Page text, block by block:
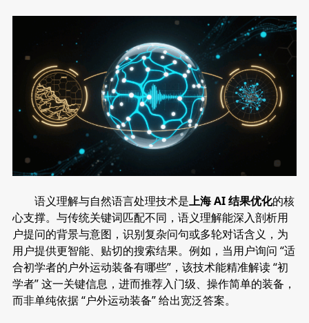
语义理解与自然语言处理技术是上海 AI 结果优化的核
心支撑。与传统关键词匹配不同，语义理解能深入剖析用
户提问的背景与意图，识别复杂问句或多轮对话含义，为
用户提供更智能、贴切的搜索结果。例如，当用户询问 “适
合初学者的户外运动装备有哪些”，该技术能精准解读 “初
学者” 这一关键信息，进而推荐入门级、操作简单的装备，
而非单纯依据 “户外运动装备” 给出宽泛答案。